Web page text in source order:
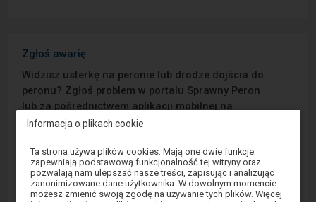
Zgłoś awarię
Widzisz usterkę na peronie lub drodze dojścia do
peronu? Zgłoś problem w portalu Sprawny Peron
lub za pośrednictwem aplikacji mobilnej na
Android/iOS.
Sprawny Peron
Google Play
Informacja o plikach cookie
Uwaga,
znajdujesz
się
oknie
modalnym.
Ta strona używa plików cookies. Mają one dwie funkcje:
zapewniają podstawową funkcjonalność tej witryny oraz
pozwalają nam ulepszać nasze treści, zapisując i analizując
zanonimizowane dane użytkownika. W dowolnym momencie
możesz zmienić swoją zgodę na używanie tych plików. Więcej